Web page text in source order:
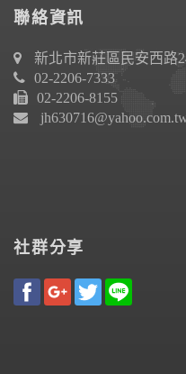
聯絡資訊
新北市新莊區民安西路
02-2206-7333
02-2206-8155
社群分享